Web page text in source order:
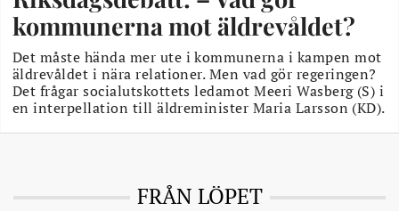
kommunerna mot äldrevåldet?
Det måste hända mer ute i kommunerna i kampen mot
äldrevåldet i nära relationer. Men vad gör regeringen?
Det frågar socialutskottets ledamot Meeri Wasberg (S) i
en interpellation till äldreminister Maria Larsson (KD).
FRÅN LÖPET